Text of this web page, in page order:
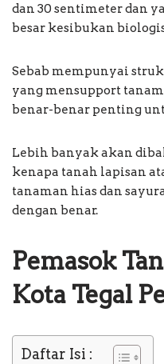
dan 30 sentimeter dan
besar kesibukan
Sebab mempunyai
yang mensupport
benar-benar penting
Lebih banyak akan
kenapa tanah lapisan
tanaman hias dan
dengan benar.
Pemasok
Kota Tegal
Daftar Isi :